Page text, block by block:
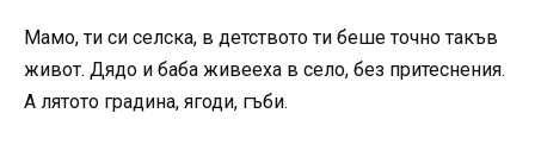
Мамо, ти си селска, в детството ти беше точно такъв
живот. Дядо и баба живееха в село, без притеснения.
А лятото градина, ягоди, гъби.